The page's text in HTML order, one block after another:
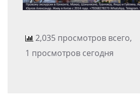
2,035 просмотров всего,
1 просмотров сегодня